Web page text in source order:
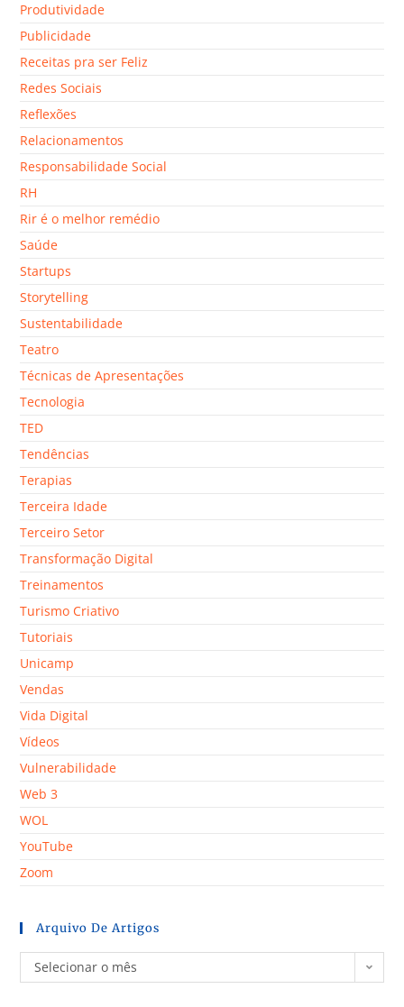
Produtividade
Publicidade
Receitas pra ser Feliz
Redes Sociais
Reflexões
Relacionamentos
Responsabilidade Social
RH
Rir é o melhor remédio
Saúde
Startups
Storytelling
Sustentabilidade
Teatro
Técnicas de Apresentações
Tecnologia
TED
Tendências
Terapias
Terceira Idade
Terceiro Setor
Transformação Digital
Treinamentos
Turismo Criativo
Tutoriais
Unicamp
Vendas
Vida Digital
Vídeos
Vulnerabilidade
Web 3
WOL
YouTube
Zoom
Arquivo De Artigos
Selecionar o mês